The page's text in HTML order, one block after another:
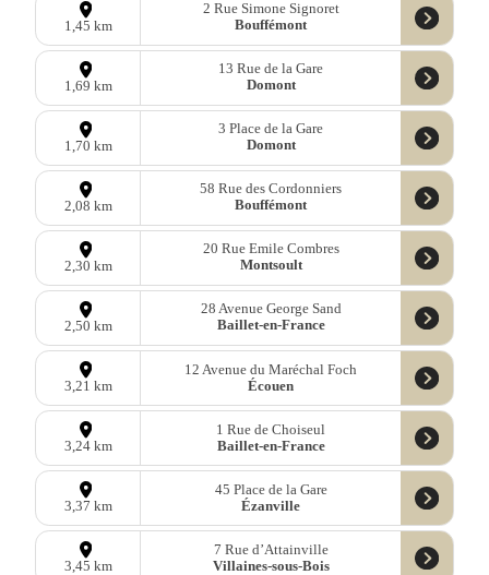
1,45 km
2 Rue Simone Signoret
Bouffémont
1,69 km
13 Rue de la Gare
Domont
1,70 km
3 Place de la Gare
Domont
2,08 km
58 Rue des Cordonniers
Bouffémont
2,30 km
20 Rue Emile Combres
Montsoult
2,50 km
28 Avenue George Sand
Baillet-en-France
3,21 km
12 Avenue du Maréchal Foch
Écouen
3,24 km
1 Rue de Choiseul
Baillet-en-France
3,37 km
45 Place de la Gare
Ézanville
3,45 km
7 Rue d’Attainville
Villaines-sous-Bois